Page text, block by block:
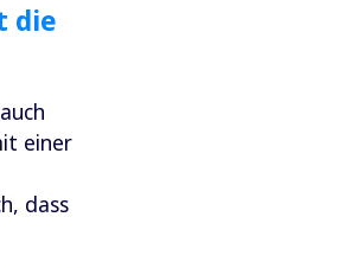
die
einer
dass